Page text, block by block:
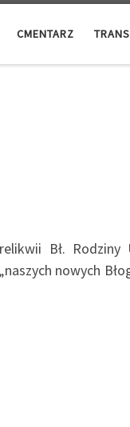
CMENTARZ
Bł. Rodziny
nowych